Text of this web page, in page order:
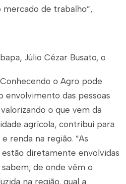
de trabalho”,
Júlio Cézar Busato, o
o Agro pode
envolvimento das pessoas
o que vem da
agrícola, contribui para
renda na região. “As
estão diretamente envolvidas
de onde vêm o
na região, qual a